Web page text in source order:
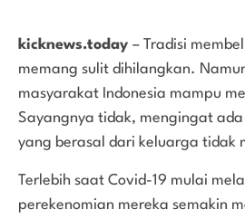
kicknews.today – Tradisi
memang sulit dihilangkan.
masyarakat Indonesia mampu
Sayangnya tidak, mengingat
yang berasal dari keluarga tidak
Terlebih saat Covid-19 mulai
perekenomian mereka semakin